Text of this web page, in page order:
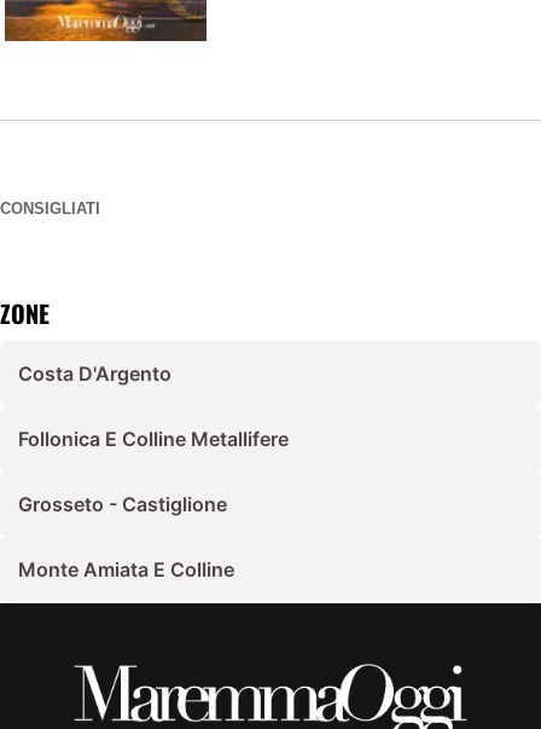
CONSIGLIATI
ZONE
Costa D'Argento
Follonica E Colline Metallifere
Grosseto - Castiglione
Monte Amiata E Colline